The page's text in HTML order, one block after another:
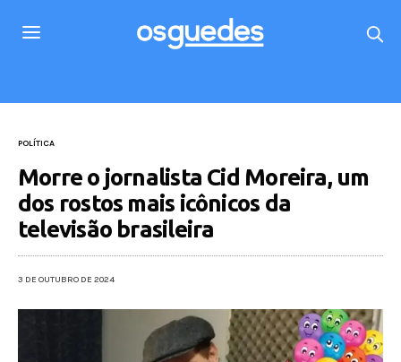
POLÍTICA
Morre o jornalista Cid Moreira, um
dos rostos mais icônicos da
televisão brasileira
3 DE OUTUBRO DE 2024